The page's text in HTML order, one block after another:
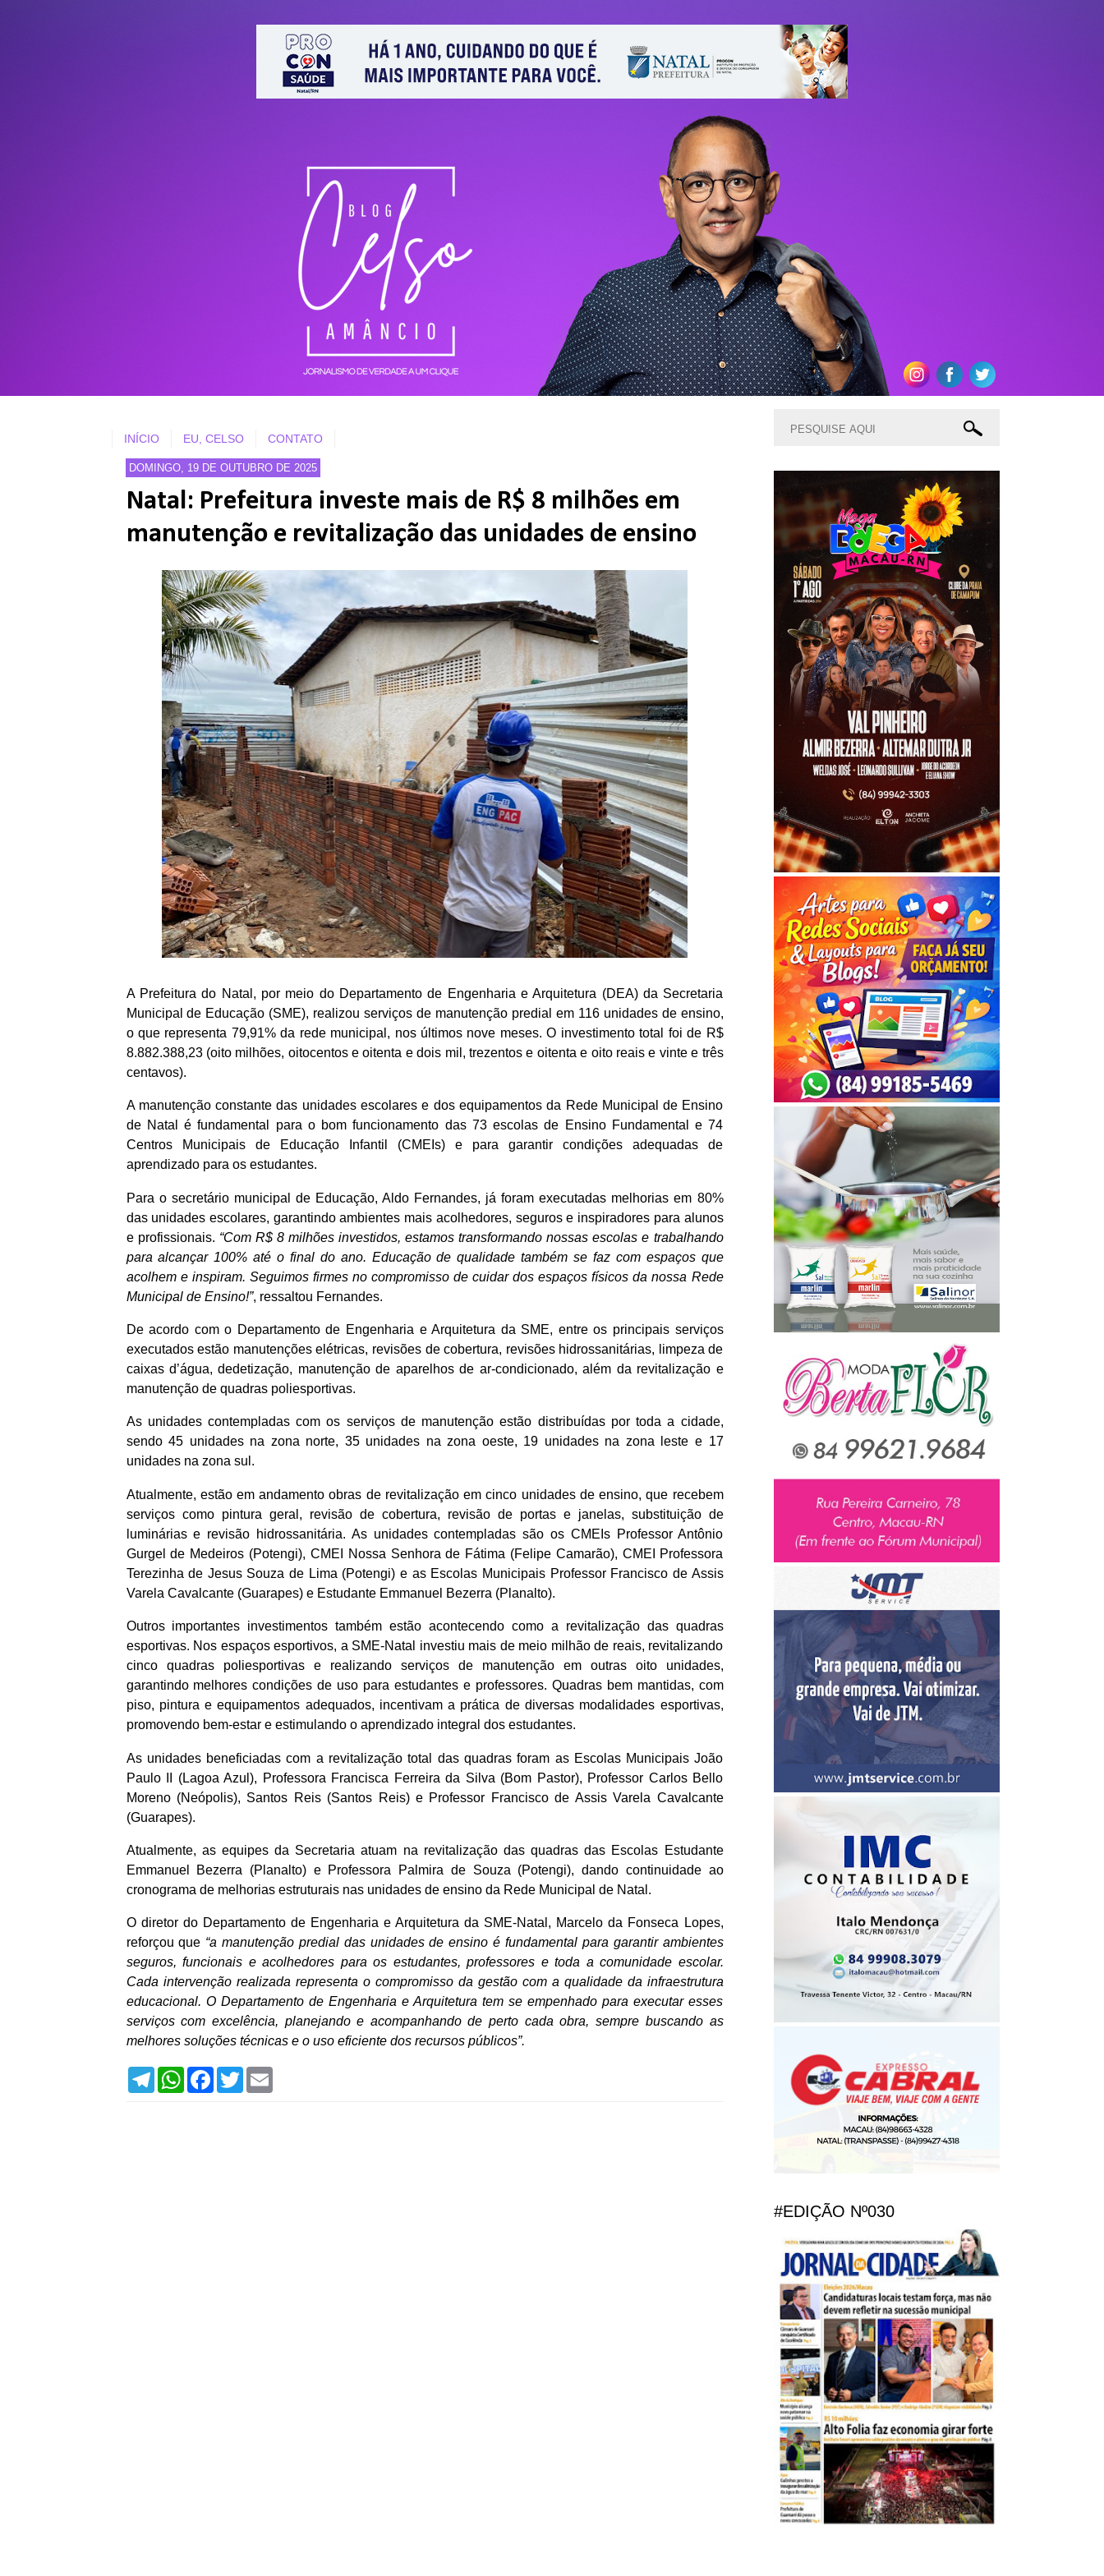
INÍCIO EU, CELSO CONTATO
DOMINGO, 19 DE OUTUBRO DE 2025
Natal: Prefeitura investe mais de R$ 8 milhões em
manutenção e revitalização das unidades de ensino
A Prefeitura do Natal, por meio do Departamento de Engenharia e Arquitetura (DEA) da Secretaria
Municipal de Educação (SME), realizou serviços de manutenção predial em 116 unidades de ensino,
o que representa 79,91% da rede municipal, nos últimos nove meses. O investimento total foi de R$
8.882.388,23 (oito milhões, oitocentos e oitenta e dois mil, trezentos e oitenta e oito reais e vinte e três
centavos).
A manutenção constante das unidades escolares e dos equipamentos da Rede Municipal de Ensino
de Natal é fundamental para o bom funcionamento das 73 escolas de Ensino Fundamental e 74
Centros Municipais de Educação Infantil (CMEIs) e para garantir condições adequadas de
aprendizado para os estudantes.
Para o secretário municipal de Educação, Aldo Fernandes, já foram executadas melhorias em 80%
das unidades escolares, garantindo ambientes mais acolhedores, seguros e inspiradores para alunos
e profissionais. “Com R$ 8 milhões investidos, estamos transformando nossas escolas e trabalhando
para alcançar 100% até o final do ano. Educação de qualidade também se faz com espaços que
acolhem e inspiram. Seguimos firmes no compromisso de cuidar dos espaços físicos da nossa Rede
Municipal de Ensino!”, ressaltou Fernandes.
De acordo com o Departamento de Engenharia e Arquitetura da SME, entre os principais serviços
executados estão manutenções elétricas, revisões de cobertura, revisões hidrossanitárias, limpeza de
caixas d’água, dedetização, manutenção de aparelhos de ar-condicionado, além da revitalização e
manutenção de quadras poliesportivas.
As unidades contempladas com os serviços de manutenção estão distribuídas por toda a cidade,
sendo 45 unidades na zona norte, 35 unidades na zona oeste, 19 unidades na zona leste e 17
unidades na zona sul.
Atualmente, estão em andamento obras de revitalização em cinco unidades de ensino, que recebem
serviços como pintura geral, revisão de cobertura, revisão de portas e janelas, substituição de
luminárias e revisão hidrossanitária. As unidades contempladas são os CMEIs Professor Antônio
Gurgel de Medeiros (Potengi), CMEI Nossa Senhora de Fátima (Felipe Camarão), CMEI Professora
Terezinha de Jesus Souza de Lima (Potengi) e as Escolas Municipais Professor Francisco de Assis
Varela Cavalcante (Guarapes) e Estudante Emmanuel Bezerra (Planalto).
Outros importantes investimentos também estão acontecendo como a revitalização das quadras
esportivas. Nos espaços esportivos, a SME-Natal investiu mais de meio milhão de reais, revitalizando
cinco quadras poliesportivas e realizando serviços de manutenção em outras oito unidades,
garantindo melhores condições de uso para estudantes e professores. Quadras bem mantidas, com
piso, pintura e equipamentos adequados, incentivam a prática de diversas modalidades esportivas,
promovendo bem-estar e estimulando o aprendizado integral dos estudantes.
As unidades beneficiadas com a revitalização total das quadras foram as Escolas Municipais João
Paulo II (Lagoa Azul), Professora Francisca Ferreira da Silva (Bom Pastor), Professor Carlos Bello
Moreno (Neópolis), Santos Reis (Santos Reis) e Professor Francisco de Assis Varela Cavalcante
(Guarapes).
Atualmente, as equipes da Secretaria atuam na revitalização das quadras das Escolas Estudante
Emmanuel Bezerra (Planalto) e Professora Palmira de Souza (Potengi), dando continuidade ao
cronograma de melhorias estruturais nas unidades de ensino da Rede Municipal de Natal.
O diretor do Departamento de Engenharia e Arquitetura da SME-Natal, Marcelo da Fonseca Lopes,
reforçou que “a manutenção predial das unidades de ensino é fundamental para garantir ambientes
seguros, funcionais e acolhedores para os estudantes, professores e toda a comunidade escolar.
Cada intervenção realizada representa o compromisso da gestão com a qualidade da infraestrutura
educacional. O Departamento de Engenharia e Arquitetura tem se empenhado para executar esses
serviços com excelência, planejando e acompanhando de perto cada obra, sempre buscando as
melhores soluções técnicas e o uso eficiente dos recursos públicos”.
T
e
W
h
F
a
T
w
E
#EDIÇÃO Nº030